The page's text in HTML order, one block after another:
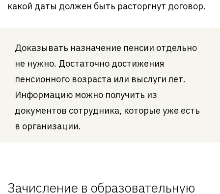
какой даты должен быть расторгнут договор.
Доказывать назначение пенсии отдельно
не нужно. Достаточно достижения
пенсионного возраста или выслуги лет.
Информацию можно получить из
документов сотрудника, которые уже есть
в организации.
Зачисление в образовательную